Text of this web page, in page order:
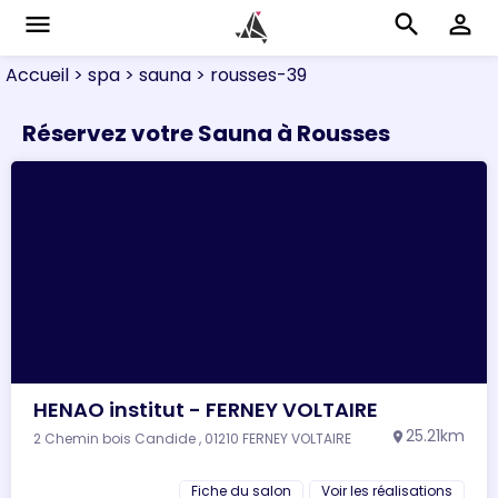
menu search perm_identity
Accueil > spa > sauna > rousses-39
Réservez votre Sauna à Rousses
HENAO institut - FERNEY VOLTAIRE
2 Chemin bois Candide , 01210 FERNEY VOLTAIRE location_on 25.21km
Fiche du salon Voir les réalisations